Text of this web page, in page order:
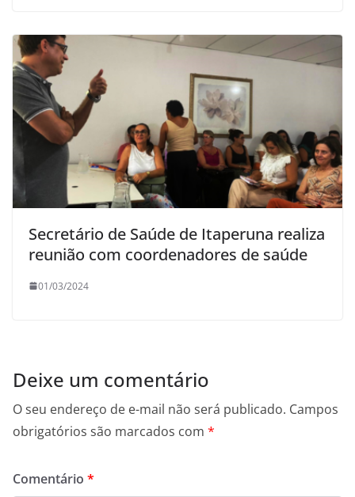
Secretário de Saúde de Itaperuna realiza
reunião com coordenadores de saúde
01/03/2024
Deixe um comentário
O seu endereço de e-mail não será publicado. Campos
obrigatórios são marcados com *
Comentário *